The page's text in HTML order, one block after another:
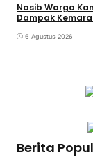
Nasib Warga
Dampak
6 Agustus 2026
Berita